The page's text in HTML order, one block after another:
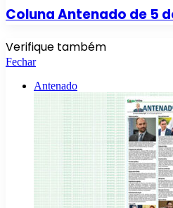
Coluna Antenado de 5
Verifique também
Fechar
Antenado